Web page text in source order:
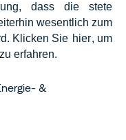
dass die stete
wesentlich zum
Klicken Sie hier, um
erfahren.
&